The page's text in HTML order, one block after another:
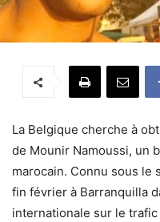
La Belgique cherche à
de Mounir Namoussi, un
marocain. Connu sous le
fin février à Barranquilla
internationale sur le